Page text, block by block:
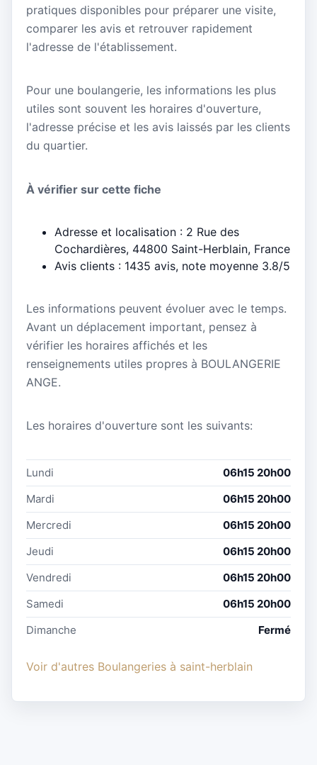
pratiques disponibles pour préparer une visite,
comparer les avis et retrouver rapidement
l'adresse de l'établissement.
Pour une boulangerie, les informations les plus
utiles sont souvent les horaires d'ouverture,
l'adresse précise et les avis laissés par les clients
du quartier.
À vérifier sur cette fiche
Adresse et localisation : 2 Rue des
Cochardières, 44800 Saint-Herblain, France
Avis clients : 1435 avis, note moyenne 3.8/5
Les informations peuvent évoluer avec le temps.
Avant un déplacement important, pensez à
vérifier les horaires affichés et les
renseignements utiles propres à BOULANGERIE
ANGE.
Les horaires d'ouverture sont les suivants:
Lundi
06h15 20h00
Mardi
06h15 20h00
Mercredi
06h15 20h00
Jeudi
06h15 20h00
Vendredi
06h15 20h00
Samedi
06h15 20h00
Dimanche
Fermé
Voir d'autres Boulangeries à saint-herblain